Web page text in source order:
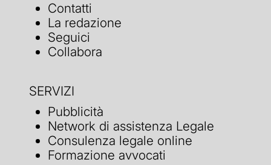
Contatti
La redazione
Seguici
Collabora
SERVIZI
Pubblicità
Network di assistenza Legale
Consulenza legale online
Formazione avvocati